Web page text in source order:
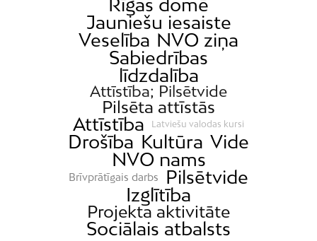
Rīgas domē
Jauniešu iesaiste
Veselība NVO ziņa
Sabiedrības
līdzdalība
Attīstība; Pilsētvide
Pilsēta attīstās
Attīstība Latviešu valodas kursi
Drošība Kultūra Vide
NVO nams
Brīvprātīgais darbs
Pilsētvide
Izglītība
Projekta aktivitāte
Sociālais atbalsts